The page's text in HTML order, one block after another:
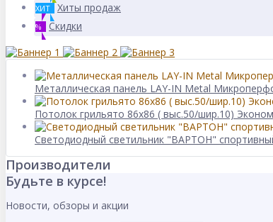
ХИТ Хиты продаж
% Скидки
Металлическая панель LAY-IN Metal
Потолок грильято 86х86 ( выс.50/шир.10)
Светодиодный светильник "ВАРТОН"
Производители
Будьте в курсе!
Новости, обзоры и акции